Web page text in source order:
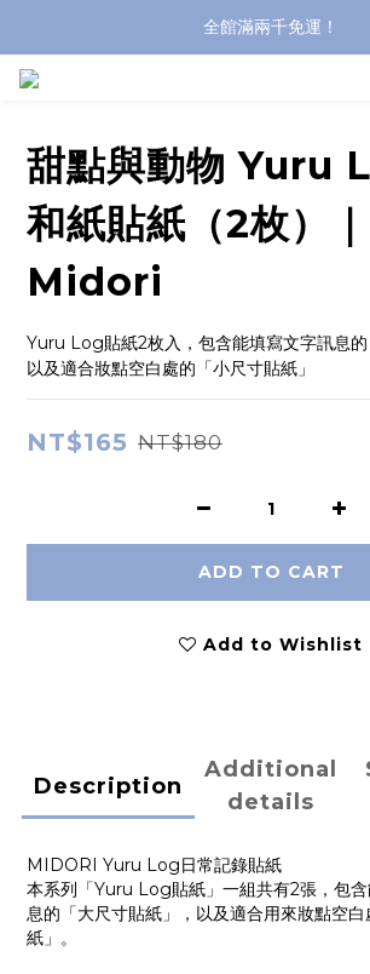
全館滿兩千免運！
甜點與動物 Yuru
和紙貼紙（2枚）
Midori
Yuru Log貼紙2枚入，包含能填寫文字訊息的
以及適合妝點空白處的「小尺寸貼紙」
NT$165 NT$180
ADD TO CART
Add to Wishlist
Description
Additional
details
MIDORI Yuru Log日常記錄貼紙
本系列「Yuru Log貼紙」一組共有2張，包
息的「大尺寸貼紙」，以及適合用來妝點空
紙」。